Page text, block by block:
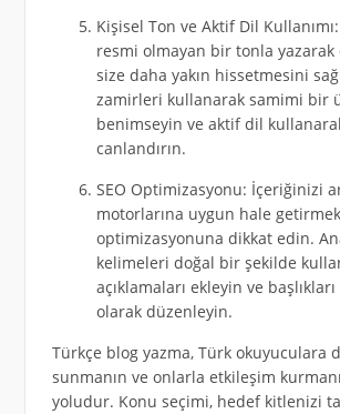
Kişisel Ton ve Aktif Dil
resmi olmayan bir tonla yazarak
size daha yakın hissetmesini
zamirleri kullanarak samimi bir
benimseyin ve aktif dil
canlandırın.
SEO Optimizasyonu: İçeriğinizi
motorlarına uygun hale
optimizasyonuna dikkat edin.
kelimeleri doğal bir şekilde
açıklamaları ekleyin ve
olarak düzenleyin.
Türkçe blog yazma, Türk okuyuculara
sunmanın ve onlarla etkileşim
yoludur. Konu seçimi, hedef kitlenizi